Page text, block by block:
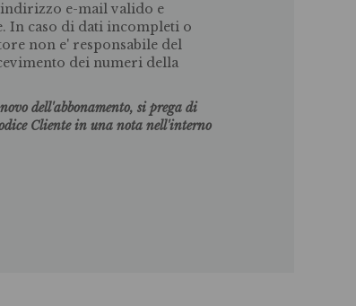
e-mail valido e
In caso di dati incompleti o
non e' responsabile del
dei numeri della
dell'abbonamento, si prega di
Cliente in una nota nell'interno